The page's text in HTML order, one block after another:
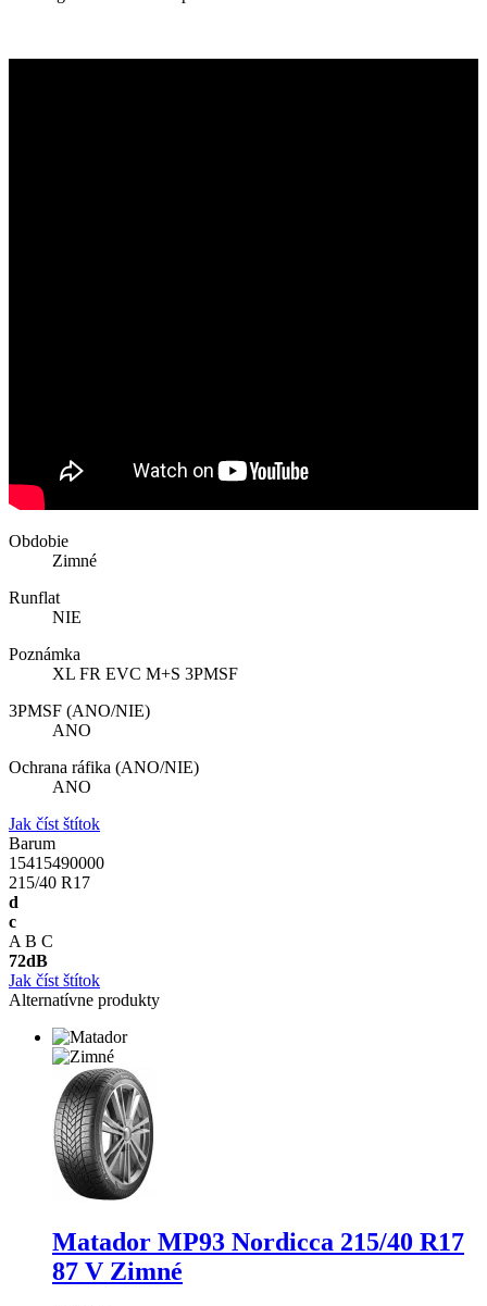
Obdobie
Zimné
Runflat
NIE
Poznámka
XL FR EVC M+S 3PMSF
3PMSF (ANO/NIE)
ANO
Ochrana ráfika (ANO/NIE)
ANO
Jak číst štítok
Barum
15415490000
215/40 R17
d
c
A B C
72dB
Jak číst štítok
Alternatívne produkty
Matador MP93 Nordicca 215/40 R17
87 V Zimné